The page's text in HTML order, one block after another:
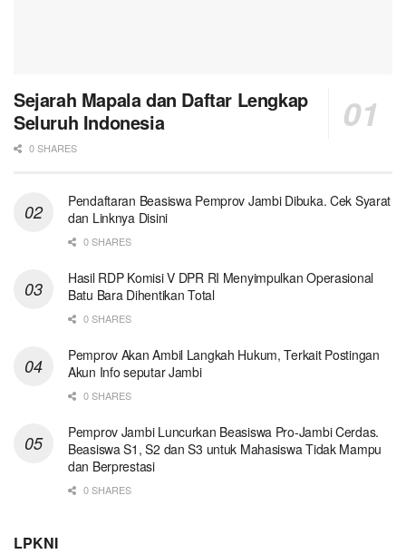
Sejarah Mapala dan Daftar Lengkap
Seluruh Indonesia
0 SHARES
Pendaftaran Beasiswa Pemprov Jambi Dibuka. Cek Syarat
dan Linknya Disini
0 SHARES
Hasil RDP Komisi V DPR RI Menyimpulkan Operasional
Batu Bara Dihentikan Total
0 SHARES
Pemprov Akan Ambil Langkah Hukum, Terkait Postingan
Akun Info seputar Jambi
0 SHARES
Pemprov Jambi Luncurkan Beasiswa Pro-Jambi Cerdas.
Beasiswa S1, S2 dan S3 untuk Mahasiswa Tidak Mampu
dan Berprestasi
0 SHARES
LPKNI